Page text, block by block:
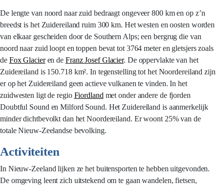
De lengte van noord naar zuid bedraagt ongeveer 800 km en op z’n
breedst is het Zuidereiland ruim 300 km. Het westen en oosten worden
van elkaar gescheiden door de Southern Alps; een bergrug die van
noord naar zuid loopt en toppen bevat tot 3764 meter en gletsjers zoals
de Fox Glacieren de Franz Josef Glacier. De oppervlakte van het
Zuidereiland is 150.718 km². In tegenstelling tot het Noordereiland zijn
er op het Zuidereiland geen actieve vulkanen te vinden. In het
zuidwesten ligt de regio Fiordland met onder andere de fjorden
Doubtful Sound en Milford Sound. Het Zuidereiland is aanmerkelijk
minder dichtbevolkt dan het Noordereiland. Er woont 25% van de
totale Nieuw-Zeelandse bevolking.
Activiteiten
In Nieuw-Zeeland lijken ze het buitensporten te hebben uitgevonden.
De omgeving leent zich uitstekend om te gaan wandelen, fietsen,